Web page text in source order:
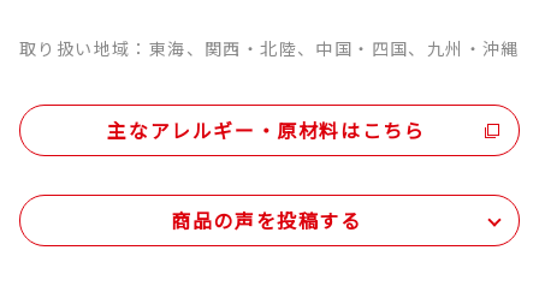
取り扱い地域：東海、関西・北陸、中国・四国、九州・沖縄
主なアレルギー・原材料はこちら
商品の声を投稿する